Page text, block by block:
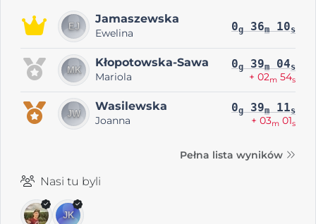
Jamaszewska
Ewelina 0g 36m 10s
Kłopotowska-Sawa
Mariola
0g 39m 04s
+ 02m 54s
Wasilewska
Joanna
0g 39m 11s
+ 03m 01s
Pełna lista wyników
Nasi tu byli